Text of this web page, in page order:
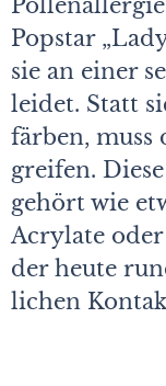
Popstar
sie an einer
leidet. Statt
färben, muss
greifen.
gehört wie
Acrylate
der heute
lichen